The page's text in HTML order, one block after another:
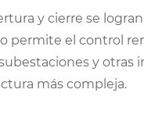
y cierre se
permite el control
y otras
más compleja.